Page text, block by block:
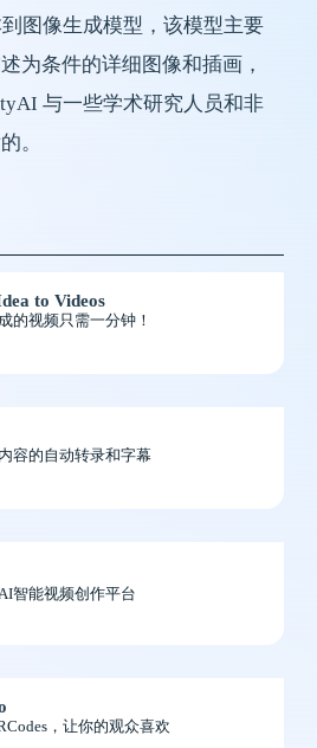
图像生成模型，该模型主要
为条件的详细图像和插画，
与一些学术研究人员和非
。
to Videos
的视频只需一分钟！
容的自动转录和字幕
智能视频创作平台
，让你的观众喜欢